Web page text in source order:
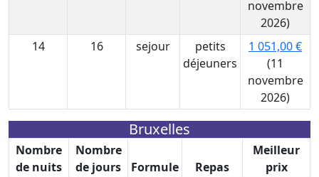
novembre
2026)
14
16 sejour
petits
déjeuners
1 051,00 €
(11
novembre
2026)
Bruxelles
Nombre
de nuits
Nombre
de jours
Formule Repas
Meilleur
prix